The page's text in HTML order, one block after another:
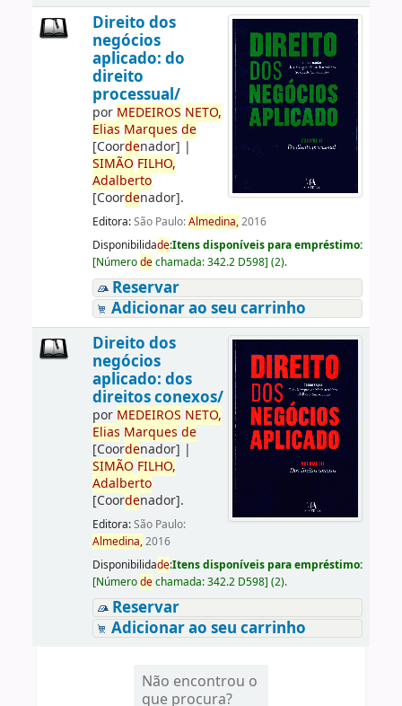
Direito dos
negócios
aplicado: do
direito
processual/
por MEDEIROS NETO,
Elias Marques de
[Coordenador] |
SIMÃO FILHO,
Adalberto
[Coordenador].
Editora:São Paulo:Almedina,2016
Disponibilidade:Itens disponíveis para empréstimo:
[Númerodechamada:342.2 D598] (2).
Reservar
Adicionar ao seu carrinho
Direito dos
negócios
aplicado: dos
direitos conexos/
por MEDEIROS NETO,
Elias Marques de
[Coordenador] |
SIMÃO FILHO,
Adalberto
[Coordenador].
Editora:São Paulo:
Almedina,2016
Disponibilidade:Itens disponíveis para empréstimo:
[Númerodechamada:342.2 D598] (2).
Reservar
Adicionar ao seu carrinho
Não encontrou o
que procura?